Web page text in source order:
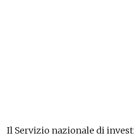
Il Servizio nazionale di